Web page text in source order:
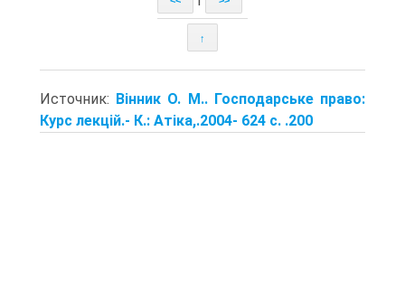
↑
Источник: Вінник О. М.. Господарське право:
Курс лекцій.- К.: Атіка,.2004- 624 с. .200